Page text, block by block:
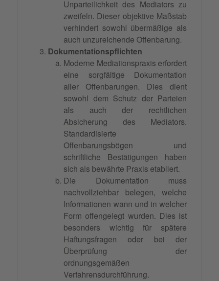
Unparteilichkeit des Mediators zu
zweifeln. Dieser objektive Maßstab
verhindert sowohl übermäßige als
auch unzureichende Offenbarung.
Dokumentationspflichten
Moderne Mediationspraxis erfordert
eine sorgfältige Dokumentation
aller Offenbarungen. Dies dient
sowohl dem Schutz der Parteien
als auch der rechtlichen
Absicherung des Mediators.
Standardisierte
Offenbarungsbögen und
schriftliche Bestätigungen haben
sich als bewährte Praxis etabliert.
Die Dokumentation muss
nachvollziehbar belegen, welche
Informationen wann und in welcher
Form offengelegt wurden. Dies ist
besonders wichtig für spätere
Haftungsfragen oder bei der
Überprüfung der
ordnungsgemäßen
Verfahrensdurchführung.